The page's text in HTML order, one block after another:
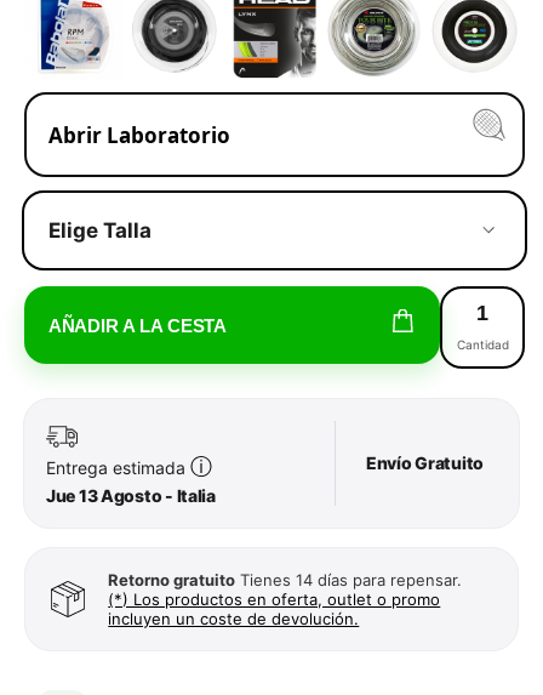
Abrir Laboratorio
Elige Talla
AÑADIR A LA CESTA
Cantidad
Entrega estimada ⓘ
Jue 13 Agosto - Italia
Envío Gratuito
Retorno gratuito Tienes 14 días para repensar.
(*) Los productos en oferta, outlet o promo
incluyen un coste de devolución.